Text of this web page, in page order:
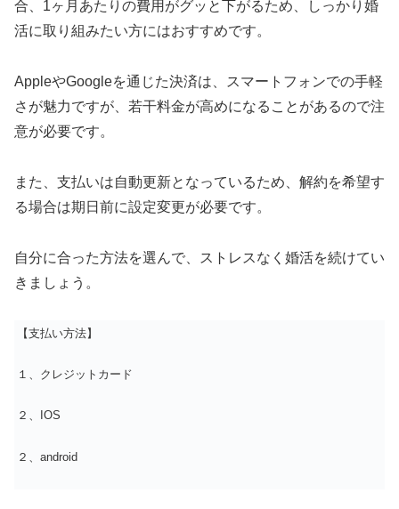
合、1ヶ月あたりの費用がグッと下がるため、しっかり婚
活に取り組みたい方にはおすすめです。
AppleやGoogleを通じた決済は、スマートフォンでの手軽
さが魅力ですが、若干料金が高めになることがあるので注
意が必要です。
また、支払いは自動更新となっているため、解約を希望す
る場合は期日前に設定変更が必要です。
自分に合った方法を選んで、ストレスなく婚活を続けてい
きましょう。
【支払い方法】
１、クレジットカード
２、IOS
２、android